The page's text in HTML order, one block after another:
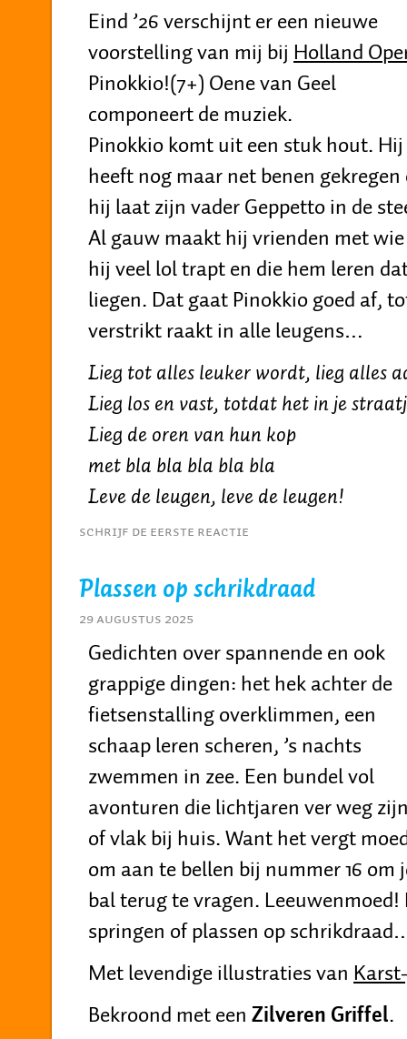
Eind ’26 verschijnt er een nieuwe
voorstelling van mij bijHolland
Pinokkio!(7+) Oene van Geel
componeert de muziek.
Pinokkio komt uit een stuk hout. Hij
heeft nog maar net benen
hij laat zijn vader Geppetto in de
Al gauw maakt hij vrienden met wie
hij veel lol trapt en die hem leren
liegen. Dat gaat Pinokkio goed af,
verstrikt raakt in alle leugens…
Lieg tot alles leuker wordt, lieg alles
Lieg los en vast, totdat het in je
Lieg de oren van hun kop
met bla bla bla bla bla
Leve de leugen, leve de leugen!
Schrijf de eerste reactie
Plassen op schrikdraad
29 augustus 2025
Gedichten over spannende en ook
grappige dingen: het hek achter de
fietsenstalling overklimmen, een
schaap leren scheren, ’s nachts
zwemmen in zee. Een bundel vol
avonturen die lichtjaren ver weg
of vlak bij huis. Want het vergt
om aan te bellen bij nummer 16 om
bal terug te vragen.
springen of plassen op
Met levendige illustraties van
Bekroond met eenZilveren Griffel.